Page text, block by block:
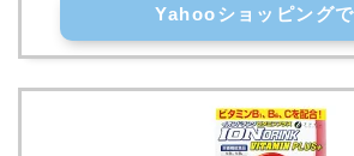
Yahooショッピング